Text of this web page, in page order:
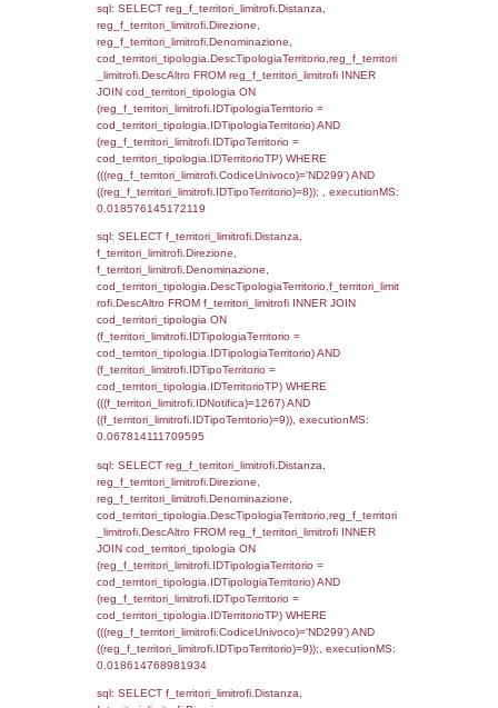
0.019146919250488
sql: SELECT f_territori_limitrofi.Distanza,
f_territori_limitrofi.Direzione,
f_territori_limitrofi.Denominazione,
f_territori_limitrofi.DescAltro FROM
JOIN cod_territori_tipologia ON
(f_territori_limitrofi.IDTipologiaTerritorio =
cod_territori_tipologia.IDTipologiaTerritorio)
(f_territori_limitrofi.IDTipoTerritorio =
cod_territori_tipologia.IDTerritorioTP)
(((f_territori_limitrofi.IDNotifica)=1267) AND
((f_territori_limitrofi.IDTipoTerritorio)=3)),
0.070155143737793
sql: SELECT
reg_f_territori_limitrofi.Direzione,
reg_f_territori_limitrofi.Denominazione,
reg_f_territori_limitrofi.DescAltro FROM
reg_f_territori_limitrofi INNER JOIN
ON
cod_territori_tipologia.IDTipologiaTerritorio)
(reg_f_territori_limitrofi.IDTipoTerritorio =
cod_territori_tipologia.IDTerritorioTP)